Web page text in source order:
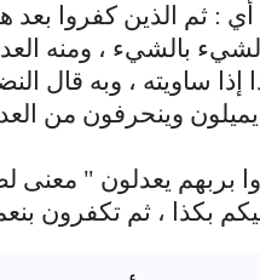
: ثم الذين كفروا بعد
بالشيء ، ومنه
إذا ساويته ، وبه قال
وينحرفون من
بربهم يعدلون " معنى
بكذا ، ثم تكفرون